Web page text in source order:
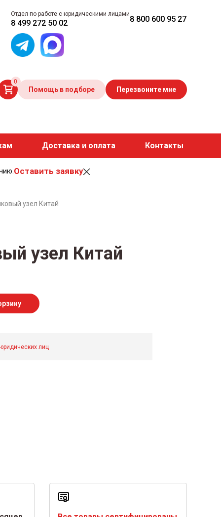
Отдел по работе с юридическими лицами
8 499 272 50 02 8 800 600 95 27
0
Помощь в подборе Перезвоните мне
Доставка и оплата Контакты
Оставить заявку
узел Китай
узел Китай
лиц